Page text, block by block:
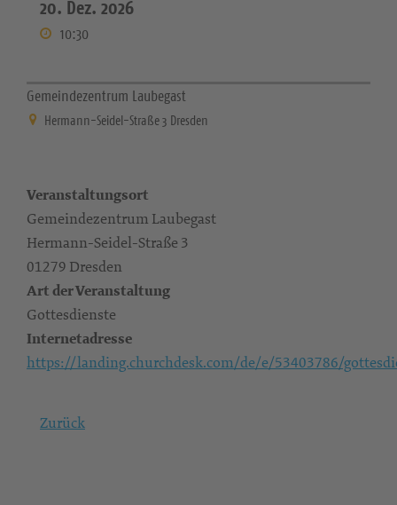
20. Dez. 2026
10:30
Gemeindezentrum Laubegast
Hermann-Seidel-Straße 3 Dresden
Veranstaltungsort
Gemeindezentrum Laubegast
Hermann-Seidel-Straße 3
01279 Dresden
Art der Veranstaltung
Gottesdienste
Internetadresse
https://landing.churchdesk.com/de/e/53403786/
Zurück